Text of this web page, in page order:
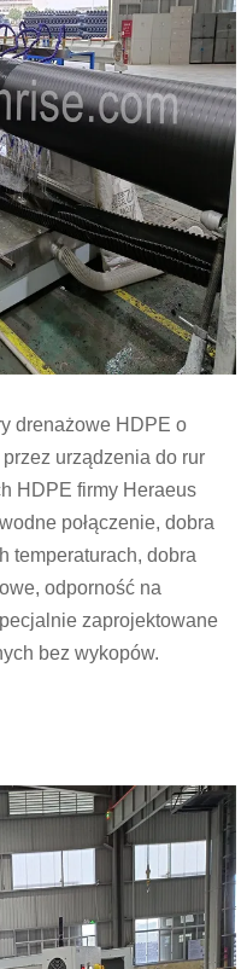
drenażowe HDPE o
urządzenia do rur
HDPE firmy Heraeus
połączenie, dobra
temperaturach, dobra
odporność na
zaprojektowane
bez wykopów.